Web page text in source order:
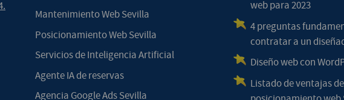
Mantenimiento Web Sevilla
Posicionamiento Web Sevilla
Servicios de Inteligencia Artificial
Agente IA de reservas
Agencia Google Ads Sevilla
web para 2023
4 preguntas
contratar a un
Diseño web con
Listado de ventajas